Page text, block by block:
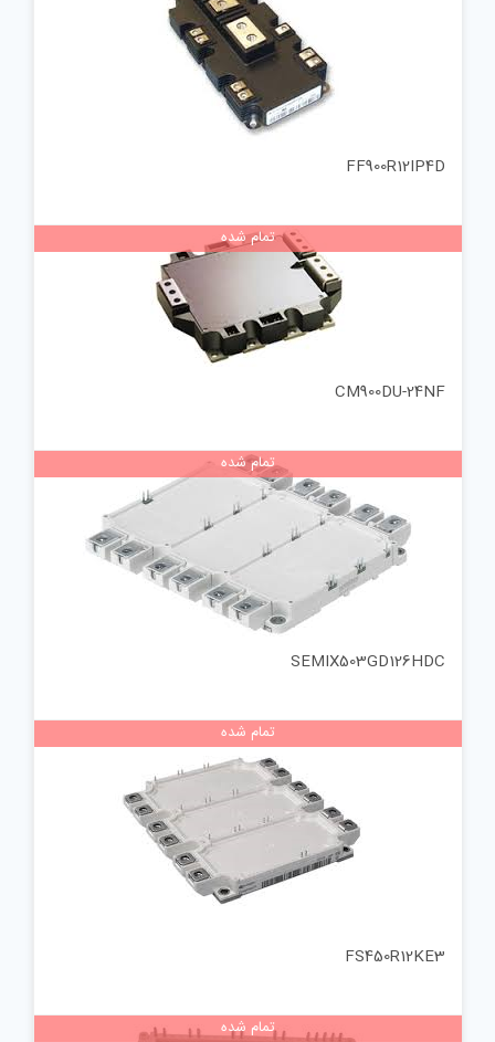
FF900R12IP4D
تمام شده
CM900DU-24NF
تمام شده
SEMIX503GD126HDC
تمام شده
FS450R12KE3
تمام شده